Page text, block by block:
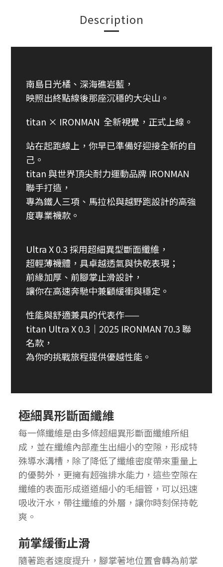
Description
南島日光橘、深海礁岩藍，
映照出終點線後那座沉穩的大尖山。
titan × IRONMAN 全新視覺，正式上線。
站在起跑線上，你早已準備好迎接全新的自
己。
titan 與世界頂尖耐力運動品牌 IRONMAN
聯手打造，
專為鐵人三項、馬拉松與越野跑設計的高強
度專業襪款。
Ultra X 0.3 採用超細異型斷面纖維，
超輕薄襪體，具卓越透氣與快乾表現；
前緣加厚、前腳掌止滑設計，
讓你在高速奔馳中兼顧緩衝與穩定。
性能與舒適兼具的代表作——
titan Ultra X 0.3｜2025 IRONMAN 70.3 聯
名款，
為你的挑戰旅程提供優越性能。
極細異形斷面纖維
每一條纖維是由多條超細異形斷面纖維所組
成，並在纖維內部產生出細小的空隙，形成特
殊導水溝槽，除了降低了纖維密度帶來重量上
的優勢外，更擁有超強排水能力，這些空隙在
纖維的表面形成道道細小的毛細管，可以迅速
吸收汗水，帶往纖維的外層，讓你時刻保持乾
爽。
前掌緩衝止滑
隨著跑者速度提升，腳掌著地位置會轉為前掌